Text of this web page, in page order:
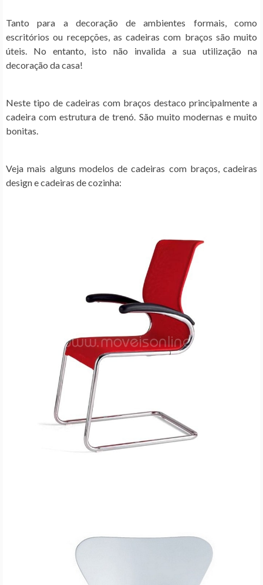
Tanto para a decoração de ambientes formais, como
escritórios ou recepções, as cadeiras com braços são muito
úteis. No entanto, isto não invalida a sua utilização na
decoração da casa!
Neste tipo de cadeiras com braços destaco principalmente a
cadeira com estrutura de trenó. São muito modernas e muito
bonitas.
Veja mais alguns modelos de cadeiras com braços, cadeiras
design e cadeiras de cozinha: